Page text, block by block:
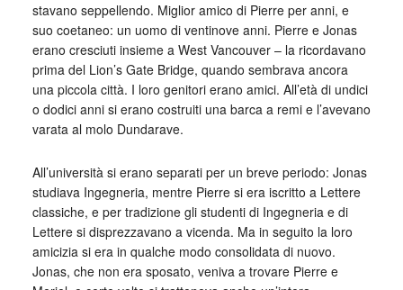
stavano seppellendo. Miglior amico di Pierre per anni, e
suo coetaneo: un uomo di ventinove anni. Pierre e Jonas
erano cresciuti insieme a West Vancouver – la ricordavano
prima del Lion’s Gate Bridge, quando sembrava ancora
una piccola città. I loro genitori erano amici. All’età di undici
o dodici anni si erano costruiti una barca a remi e l’avevano
varata al molo Dundarave.
All’università si erano separati per un breve periodo: Jonas
studiava Ingegneria, mentre Pierre si era iscritto a Lettere
classiche, e per tradizione gli studenti di Ingegneria e di
Lettere si disprezzavano a vicenda. Ma in seguito la loro
amicizia si era in qualche modo consolidata di nuovo.
Jonas, che non era sposato, veniva a trovare Pierre e